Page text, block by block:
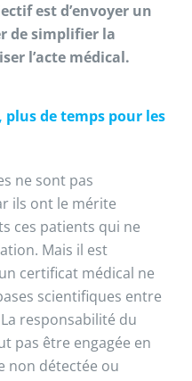
est d’envoyer un
de simplifier la
l’acte médical.
de temps pour les
ne sont pas
ils ont le mérite
ces patients qui ne
Mais il est
certificat médical ne
scientifiques entre
responsabilité du
pas être engagée en
non détectée ou